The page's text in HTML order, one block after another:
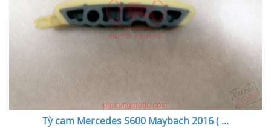
Tỳ cam Mercedes S600 Maybach 2016 ( ...